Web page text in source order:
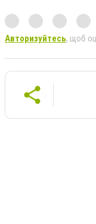
Авторизуйтесь, щоб